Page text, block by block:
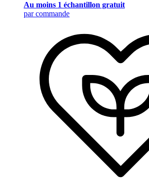
Au moins 1 échantillon gratuit
par commande